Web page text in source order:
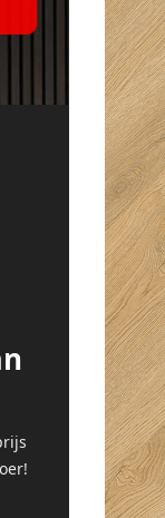
en een drankje
Top prijzen en
mensen